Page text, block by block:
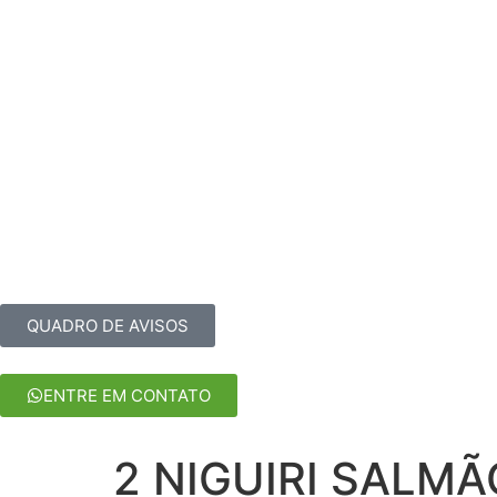
QUADRO DE AVISOS
ENTRE EM CONTATO
2 NIGUIRI